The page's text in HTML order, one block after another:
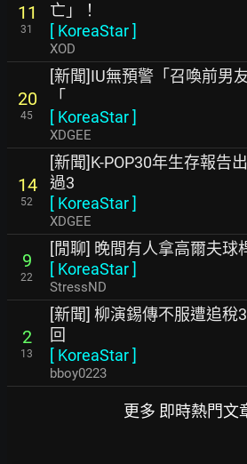
11
31
亡」！
[ KoreaStar]
XOD
20
45
[新聞]IU無預警「召喚前男
「
[ KoreaStar]
XDGEE
14
52
[新聞]K-POP30年生存報告
過3
[ KoreaStar]
XDGEE
9
22
[閒聊] 晚間有人拿高爾夫球
[ KoreaStar]
StressND
2
13
[新聞] 柳演錫傳不服遭追稅
回
[ KoreaStar]
bboy0223
更多 即時熱門文